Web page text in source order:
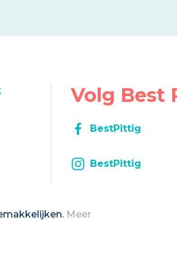
Meer
Volg Best
BestPittig
BestPittig